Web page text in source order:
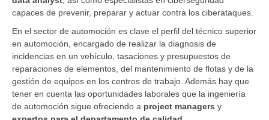
capaces de prevenir, preparar y actuar contra los ciberataques.
En el sector de automoción es clave el perfil del técnico superior
en automoción, encargado de realizar la diagnosis de
incidencias en un vehículo, tasaciones y presupuestos de
reparaciones de elementos, del mantenimiento de flotas y de la
gestión de equipos en los centros de trabajo. Además hay que
tener en cuenta las oportunidades laborales que la ingeniería
de automoción sigue ofreciendo a project managers y